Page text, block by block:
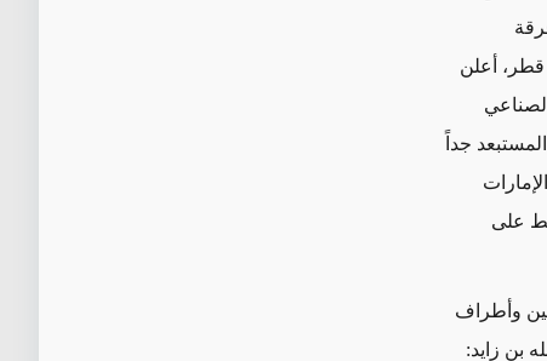
قطر، أعلن
جداً
على
المسلمين وأطراف
بن زايد: